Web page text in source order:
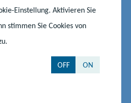
Einstellung. Aktivieren Sie
stimmen Sie Cookies von
OFF ON
und Bürger können sich unter
anmelden.
Laufenden bleiben